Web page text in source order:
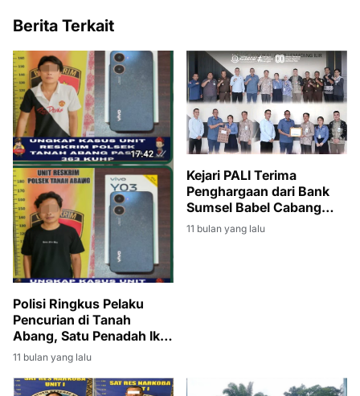
Berita Terkait
Polisi Ringkus Pelaku
Pencurian di Tanah
Abang, Satu Penadah Ikut
Diamankan
11 bulan yang lalu
Kejari PALI Terima
Penghargaan dari Bank
Sumsel Babel Cabang
Pendopo atas
Keberhasilan Penagihan
11 bulan yang lalu